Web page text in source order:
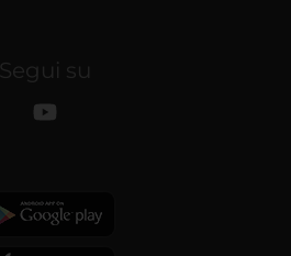
Segui su